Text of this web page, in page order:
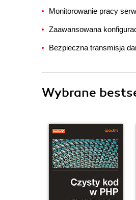
Monitorowanie pracy
Zaawansowana
Bezpieczna transmisja
Wybrane